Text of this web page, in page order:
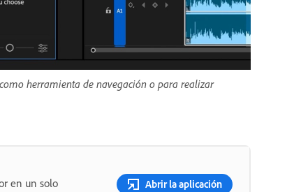
herramienta de navegación o para realizar
en un solo
Abrir la aplicación